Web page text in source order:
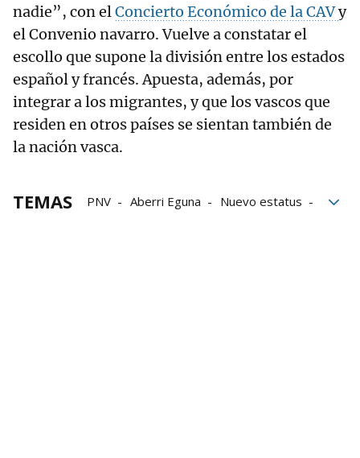
nadie”, con elConcierto Económico de la CAVy
el Convenio navarro. Vuelve a constatar el
escollo que supone la división entre los estados
español y francés. Apuesta, además, por
integrar a los migrantes, y que los vascos que
residen en otros países se sientan también de
la nación vasca.
TEMAS PNV Aberri Eguna
Nuevo estatus